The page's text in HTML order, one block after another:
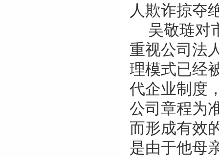
人欺诈掠夺
吴敬琏对
重视公司法
理模式已经
代企业制度
公司章程为
而形成有效
是由于他母